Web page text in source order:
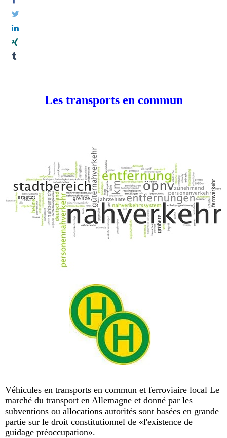
Les transports en commun
Véhicules en transports en commun et ferroviaire local Le
marché du transport en Allemagne et donné par les
subventions ou allocations autorités sont basées en grande
partie sur le droit constitutionnel de «l'existence de
guidage préoccupation».